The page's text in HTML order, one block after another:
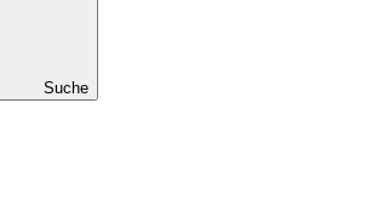
Suche